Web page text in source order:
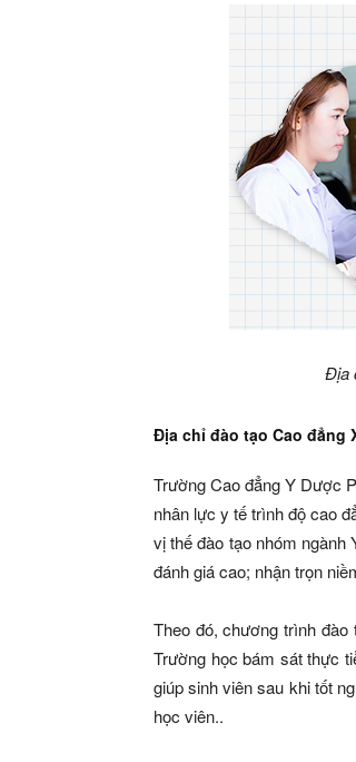
Địa
Địa chỉ đào tạo Cao đẳng
Trường Cao đẳng Y Dược
nhân lực y tế trình độ cao
vị thế đào tạo nhóm
đánh giá cao; nhận trọn
Theo đó, chương trình
Trường học bám sát thực
giúp sinh viên sau khi tốt
học viên..